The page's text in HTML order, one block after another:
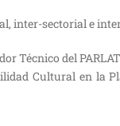
inter-sectorial e
Técnico del
Cultural en la